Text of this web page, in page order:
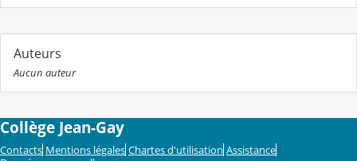
Auteurs
Aucun auteur
Collège Jean-Gay
Contacts Mentions légales Chartes d'utilisation Assistance